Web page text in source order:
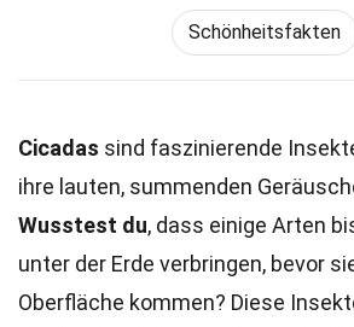
Schönheitsfakten
Cicadas sind faszinierende
ihre lauten, summenden
Wusstest du, dass einige Arten
unter der Erde verbringen, bevor
Oberfläche kommen? Diese